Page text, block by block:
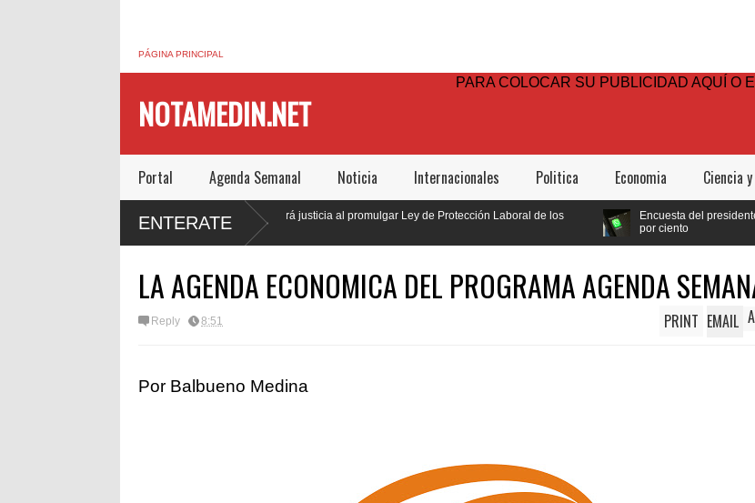
PÁGINA PRINCIPAL
NOTAMEDIN.NET
PARA COLOCAR SU PUBLICIDAD AQUÍ O
Portal Agenda Semanal Noticia Internacionales Politica Economia Ciencia
ENTERATE
El presidente Luis Abinader hará justicia al promulgar Ley de Protección Laboral de los
Encuesta del presidente Abinader, recibe
LA AGENDA ECONOMICA DEL PROGRAMA AGENDA
Reply 8:51 A
PRINT EMAIL
Por Balbueno Medina